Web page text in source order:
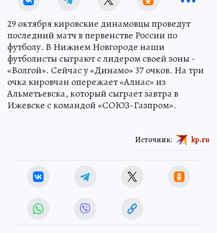
29 октября кировские динамовцы проведут
последний матч в первенстве России по
футболу. В Нижнем Новгороде наши
футболисты сыграют с лидером своей зоны -
«Волгой». Сейчас у «Динамо» 37 очков. На три
очка кировчан опережает «Алнас» из
Альметьевска, который сыграет завтра в
Ижевске с командой «СОЮЗ-Газпром».
Источник: kp.ru